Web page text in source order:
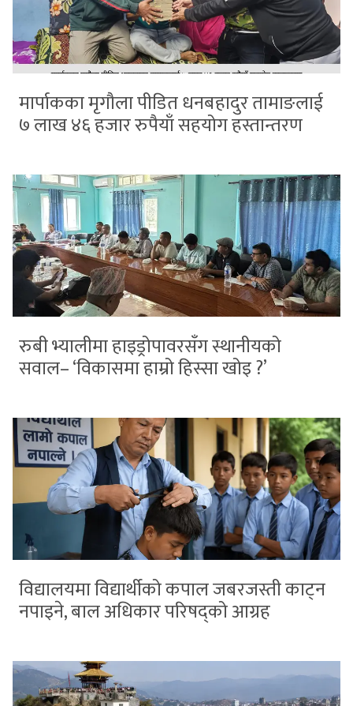
मार्पाकका मृगौला पीडित धनबहादुर तामाङलाई
७ लाख ४६ हजार रुपैयाँ सहयोग हस्तान्तरण
रुबी भ्यालीमा हाइड्रोपावरसँग स्थानीयको
सवाल– ‘विकासमा हाम्रो हिस्सा खोइ ?’
विद्यालयमा विद्यार्थीको कपाल जबरजस्ती काट्न
नपाइने, बाल अधिकार परिषद्को आग्रह